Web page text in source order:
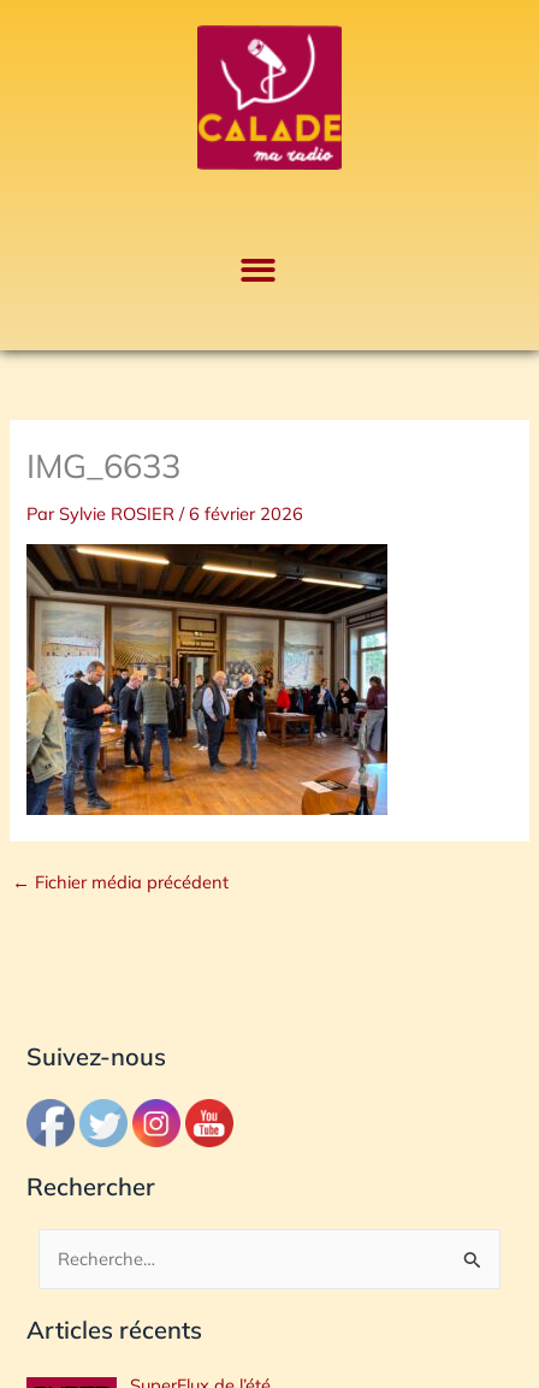
IMG_6633
ParSylvie ROSIER/6 février 2026
← Fichier média précédent
Suivez-nous
Rechercher
c
Articles récents